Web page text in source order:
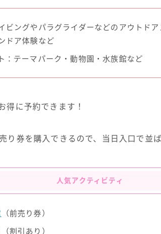
ビングやパラグライダーなどのアウトド
ドア体験など
：テーマパーク・動物園・水族館など
得に予約できます！
り券を購入できるので、当日入口で並
人気アクティビティ
（前売り券）
（割引あり）